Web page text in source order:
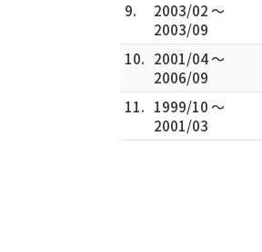
9.
2003/02 ～
2003/09
10. 2001/04 ～
2006/09
11. 1999/10 ～
2001/03